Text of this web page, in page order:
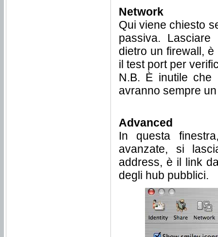
Network
Qui viene chiesto
passiva.
dietro un firewall,
il test port per
N.B. È inutile che
avranno sempre
Advanced
In questa
avanzate, si
address, è il link
degli hub pubblici.